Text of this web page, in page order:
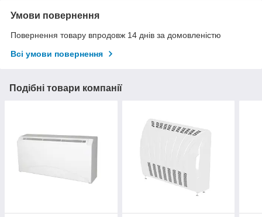
Умови повернення
Повернення товару впродовж 14 днів за домовленістю
Всі умови повернення
Подібні товари компанії